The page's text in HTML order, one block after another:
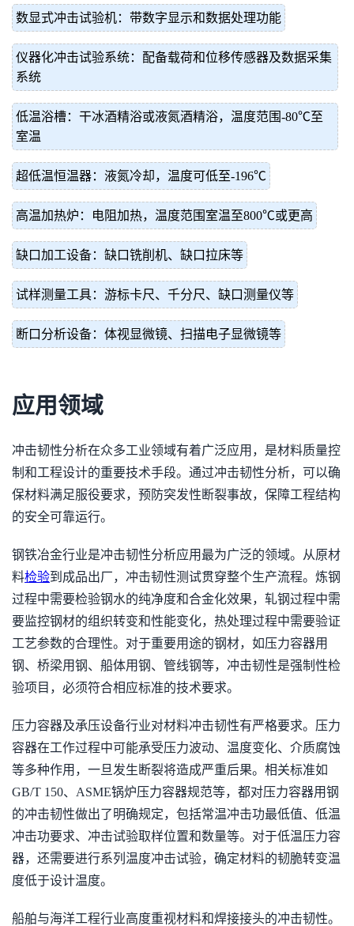
数显式冲击试验机：带数字显示和数据处理功能
仪器化冲击试验系统：配备载荷和位移传感器及数据采集
系统
低温浴槽：干冰酒精浴或液氮酒精浴，温度范围-80℃至
室温
超低温恒温器：液氮冷却，温度可低至-196℃
高温加热炉：电阻加热，温度范围室温至800℃或更高
缺口加工设备：缺口铣削机、缺口拉床等
试样测量工具：游标卡尺、千分尺、缺口测量仪等
断口分析设备：体视显微镜、扫描电子显微镜等
应用领域
冲击韧性分析在众多工业领域有着广泛应用，是材料质量控
制和工程设计的重要技术手段。通过冲击韧性分析，可以确
保材料满足服役要求，预防突发性断裂事故，保障工程结构
的安全可靠运行。
钢铁冶金行业是冲击韧性分析应用最为广泛的领域。从原材
料检验到成品出厂，冲击韧性测试贯穿整个生产流程。炼钢
过程中需要检验钢水的纯净度和合金化效果，轧钢过程中需
要监控钢材的组织转变和性能变化，热处理过程中需要验证
工艺参数的合理性。对于重要用途的钢材，如压力容器用
钢、桥梁用钢、船体用钢、管线钢等，冲击韧性是强制性检
验项目，必须符合相应标准的技术要求。
压力容器及承压设备行业对材料冲击韧性有严格要求。压力
容器在工作过程中可能承受压力波动、温度变化、介质腐蚀
等多种作用，一旦发生断裂将造成严重后果。相关标准如
GB/T 150、ASME锅炉压力容器规范等，都对压力容器用钢
的冲击韧性做出了明确规定，包括常温冲击功最低值、低温
冲击功要求、冲击试验取样位置和数量等。对于低温压力容
器，还需要进行系列温度冲击试验，确定材料的韧脆转变温
度低于设计温度。
船舶与海洋工程行业高度重视材料和焊接接头的冲击韧性。